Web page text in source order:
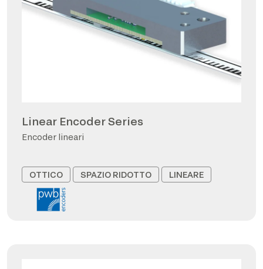
Linear Encoder Series
Encoder lineari
OTTICO SPAZIO RIDOTTO LINEARE